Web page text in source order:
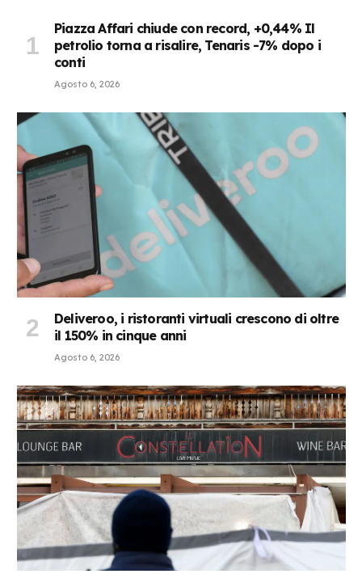
Piazza Affari chiude con record, +0,44% Il
petrolio torna a risalire, Tenaris -7% dopo i
conti
Agosto 6, 2026
Deliveroo, i ristoranti virtuali crescono di oltre
il 150% in cinque anni
Agosto 6, 2026